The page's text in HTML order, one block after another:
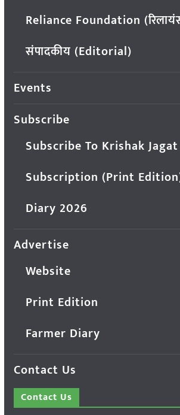
Reliance Foundation
संपादकीय (Editorial)
Events
Subscribe
Subscribe To Krishak
Subscription (Print
Diary 2026
Advertise
Website
Print Edition
Farmer Diary
Contact Us
Contact Us